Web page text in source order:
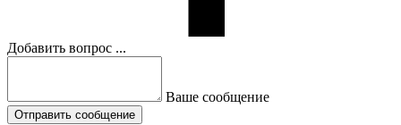
Добавить вопрос ...
Ваше сообщение
Отправить сообщение